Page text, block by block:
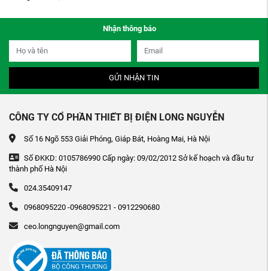
Nhận thông báo
GỬI NHẬN TIN
CÔNG TY CỔ PHẦN THIẾT BỊ ĐIỆN LONG NGUYỄN
Số 16 Ngõ 553 Giải Phóng, Giáp Bát, Hoàng Mai, Hà Nội
Số ĐKKD: 0105786990 Cấp ngày: 09/02/2012 Sở kế hoạch và đầu tư
thành phố Hà Nội
024.35409147
0968095220 -0968095221 - 0912290680
ceo.longnguyen@gmail.com